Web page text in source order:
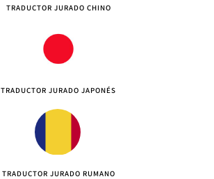
TRADUCTOR JURADO CHINO
TRADUCTOR JURADO JAPONÉS
TRADUCTOR JURADO RUMANO